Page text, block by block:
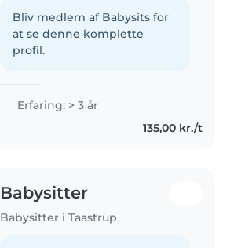
Bliv medlem af Babysits for
at se denne komplette
profil.
Erfaring: > 3 år
135,00 kr./t
Babysitter
Babysitter i Taastrup